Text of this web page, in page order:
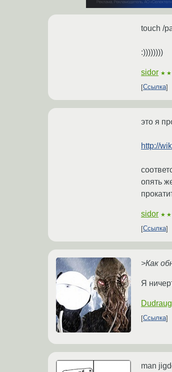
touch /
:))))))))
sidor ★★
Ссылка
это я
http://
опять
sidor ★★
Ссылка
>Как
Я
Dudraug
Ссылка
man